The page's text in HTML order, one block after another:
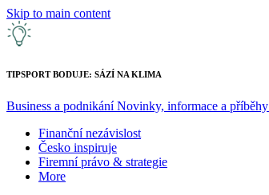
Skip to main content
TIPSPORT BODUJE: SÁZÍ NA KLIMA
Business a podnikáníNovinky, informace a příběhy
Finanční nezávislost
Česko inspiruje
Firemní právo & strategie
More